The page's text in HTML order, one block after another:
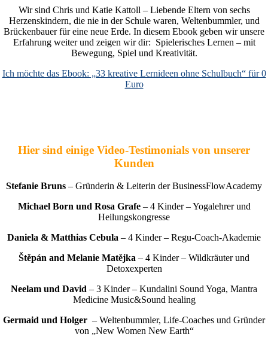
Wir sind Chris und Katie Kattoll – Liebende Eltern von sechs
Herzenskindern, die nie in der Schule waren, Weltenbummler, und
Brückenbauer für eine neue Erde. In diesem Ebook geben wir unsere
Erfahrung weiter und zeigen wir dir: Spielerisches Lernen – mit
Bewegung, Spiel und Kreativität.
Ich möchte das Ebook: „33 kreative Lernideen ohne Schulbuch“ für 0
Euro
Hier sind einige Video-Testimonials von unserer
Kunden
Stefanie Bruns – Gründerin & Leiterin der BusinessFlowAcademy
Michael Born und Rosa Grafe– 4 Kinder – Yogalehrer und
Heilungskongresse
Daniela & Matthias Cebula – 4 Kinder – Regu-Coach-Akademie
Štěpán and Melanie Matějka – 4 Kinder – Wildkräuter und
Detoxexperten
Neelam und David – 3 Kinder – Kundalini Sound Yoga, Mantra
Medicine Music&Sound healing
Germaid und Holger – Weltenbummler, Life-Coaches und Gründer
von „New Women New Earth“